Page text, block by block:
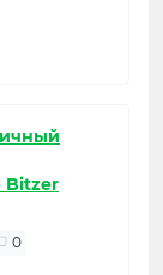
Bitzer
0